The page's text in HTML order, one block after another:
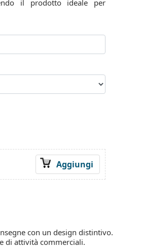
il prodotto ideale per
Aggiungi
con un design distintivo.
di attività commerciali.